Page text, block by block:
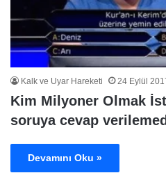
Kalk ve Uyar Hareketi 24 Eylül
Kim Milyoner Olmak
soruya cevap
Devamını Oku »